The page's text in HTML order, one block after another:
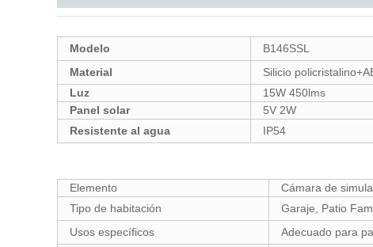
Modelo B146SSL
Material
Silicio
Luz
15W 450lms
Panel solar
5V 2W
Resistente al agua
IP54
Elemento
Cámara de
Tipo de habitación
Garaje, Patio
Usos específicos
Adecuado para